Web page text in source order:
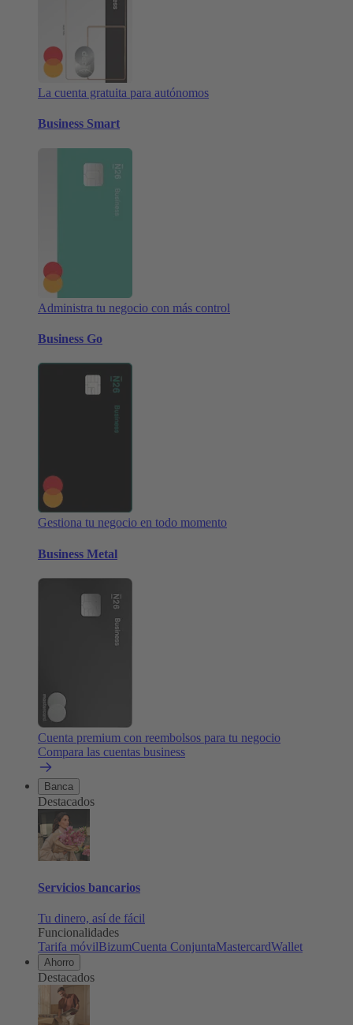
La cuenta gratuita para autónomos
Business Smart
Administra tu negocio con más control
Business Go
Gestiona tu negocio en todo momento
Business Metal
Cuenta premium con reembolsos para tu negocio
Compara las cuentas business
Banca
Destacados
Servicios bancarios
Tu dinero, así de fácil
Funcionalidades
Tarifa móvilBizumCuenta ConjuntaMastercardWallet
Ahorro
Destacados